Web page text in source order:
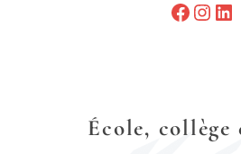
École, collège